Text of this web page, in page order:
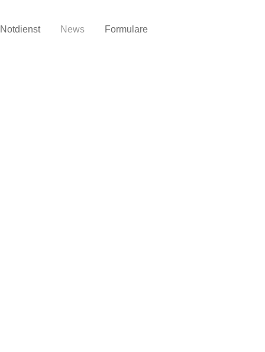
Notdienst News Formulare